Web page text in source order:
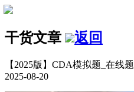
干货文章 返回
【2025版】CDA模拟题_在线
2025-08-20